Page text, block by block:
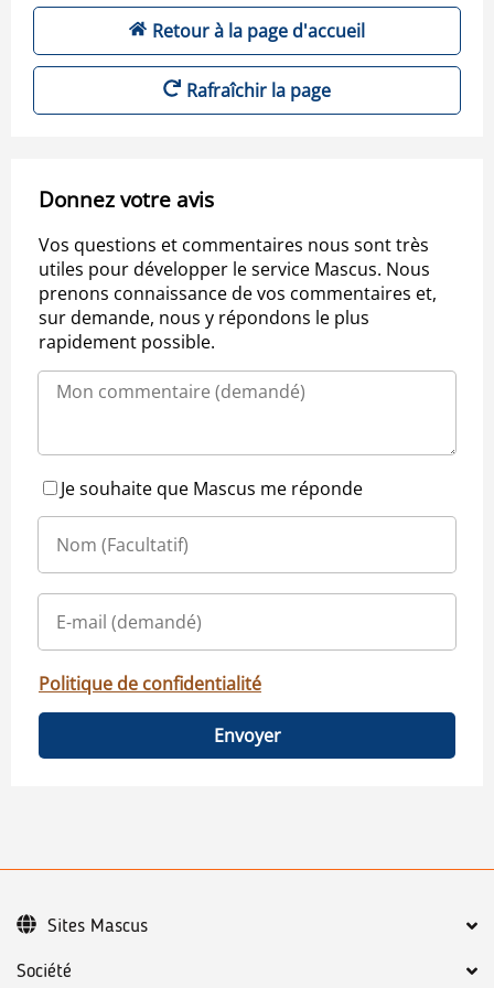
Retour à la page d'accueil
Rafraîchir la page
Donnez votre avis
Vos questions et commentaires nous sont très
utiles pour développer le service Mascus. Nous
prenons connaissance de vos commentaires et,
sur demande, nous y répondons le plus
rapidement possible.
Je souhaite que Mascus me réponde
Politique de confidentialité
Envoyer
Société
Sites Mascus